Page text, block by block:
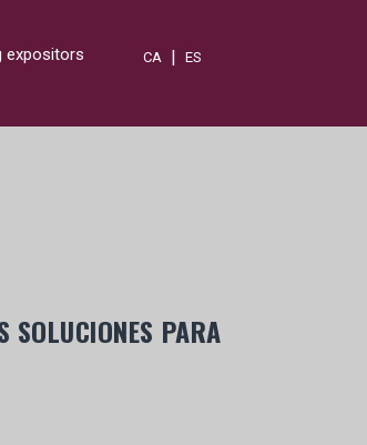
expositors CA |ES
SOLUCIONES PARA